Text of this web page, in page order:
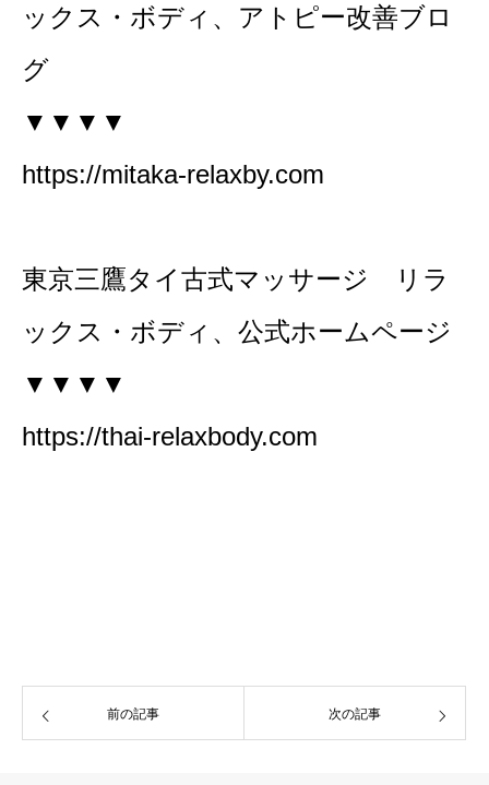
ックス・ボディ、アトピー改善ブロ
グ
▼▼▼▼
https://mitaka-relaxby.com
東京三鷹タイ古式マッサージ リラ
ックス・ボディ、公式ホームページ
▼▼▼▼
https://thai-relaxbody.com
前の記事 次の記事